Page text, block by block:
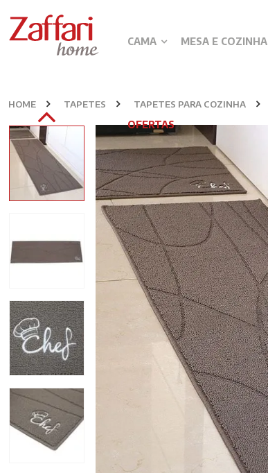
CAMA MESA E COZINHA
OFERTAS
HOME TAPETES TAPETES PARA COZINHA